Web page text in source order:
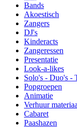
Bands
Akoestisch
Zangers
DJ's
Kinderacts
Zangeressen
Presentatie
Look-a-likes
Solo's - Duo's -
Popgroepen
Animatie
Verhuur
Cabaret
Paashazen